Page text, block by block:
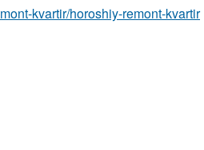
kvartir/horoshiy-remont-kvartir